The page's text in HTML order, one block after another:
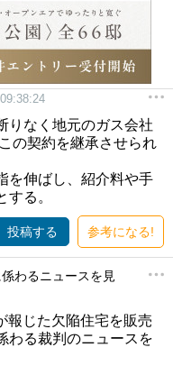
りなく地元のガス会社
の契約を継承させられ
を伸ばし、紹介料や手
る。
投稿する 参考になる!
わるニュースを見
報じた欠陥住宅を販売
わる裁判のニュースを